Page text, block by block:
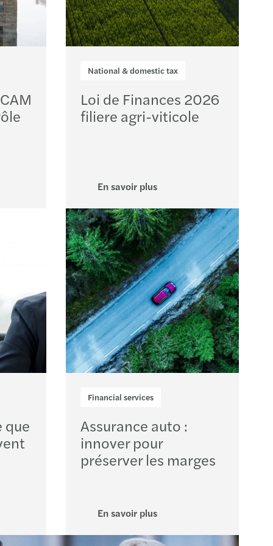
National & domestic tax
Loi de Finances 2026
filiere agri-viticole
En savoir plus
que
Financial services
Assurance auto :
innover pour
préserver les marges
En savoir plus